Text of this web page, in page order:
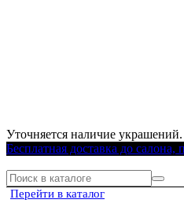
Уточняется наличие
Бесплатная доставка до
Перейти в каталог